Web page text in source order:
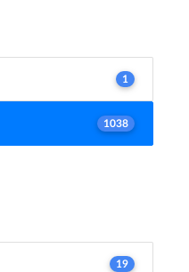
1
1038
19